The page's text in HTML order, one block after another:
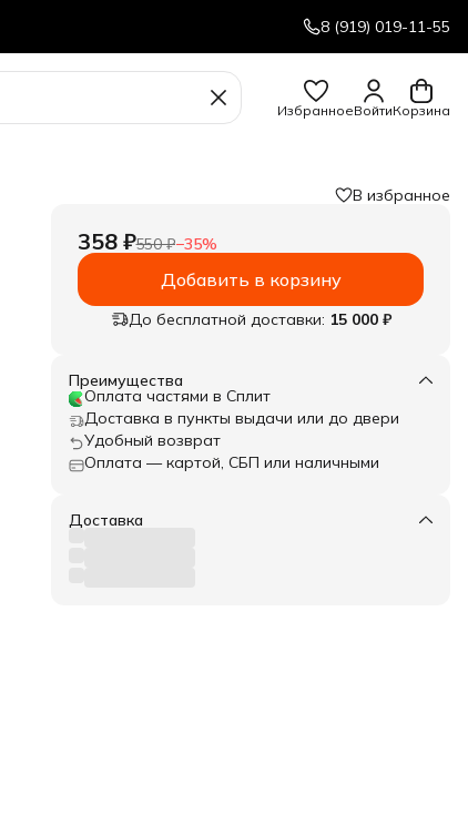
8 (919) 019-11-55
ИзбранноеВойтиКорзина
В избранное
358 ₽550 ₽−35%
Добавить в корзину
До бесплатной доставки: 15 000 ₽
Преимущества
Оплата частями в Сплит
Доставка в пункты выдачи или до двери
Удобный возврат
Оплата — картой, СБП или наличными
Доставка